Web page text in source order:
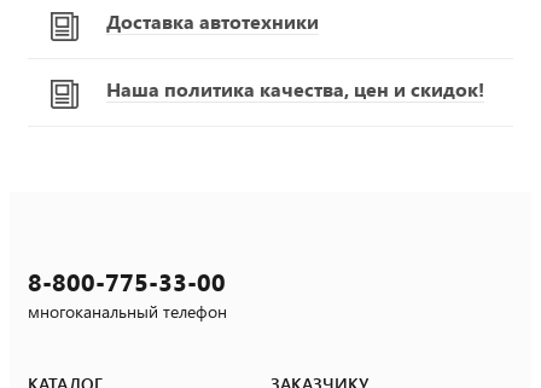
Доставка автотехники
Наша политика качества, цен и скидок!
8-800-775-33-00
многоканальный телефон
КАТАЛОГ ЗАКАЗЧИКУ